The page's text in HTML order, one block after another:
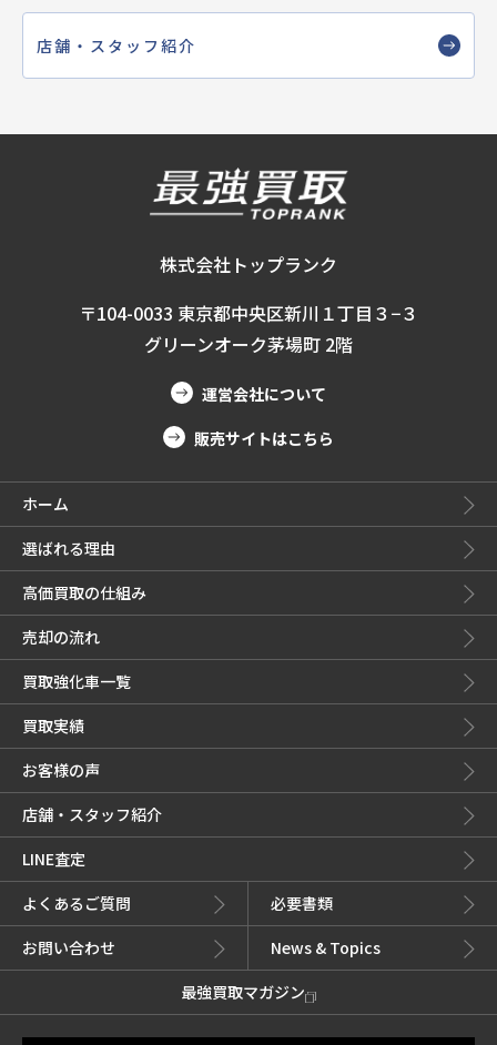
店舗・スタッフ紹介
株式会社トップランク
〒104-0033 東京都中央区新川１丁目３−３
グリーンオーク茅場町 2階
運営会社について
販売サイトはこちら
ホーム
選ばれる理由
高価買取の仕組み
売却の流れ
買取強化車一覧
買取実績
お客様の声
店舗・スタッフ紹介
LINE査定
よくあるご質問
必要書類
お問い合わせ
News & Topics
最強買取マガジン